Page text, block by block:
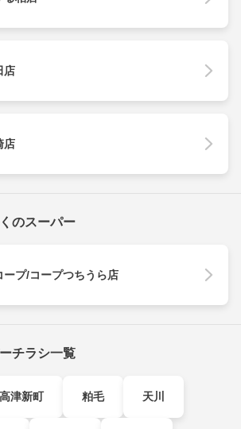
店
店
のスーパー
ープ/コープつちうら店
チラシ一覧
津新町 粕毛 天川